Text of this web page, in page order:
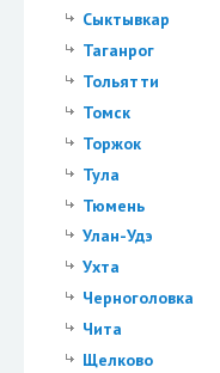
Сыктывкар
Таганрог
Тольятти
Томск
Торжок
Тула
Тюмень
Улан-Удэ
Ухта
Черноголовка
Чита
Щелково